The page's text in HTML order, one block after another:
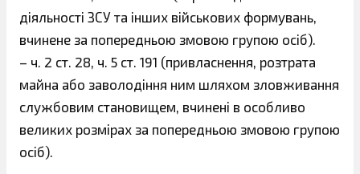
діяльності ЗСУ та інших військових формувань,
вчинене за попередньою змовою групою осіб).
– ч. 2 ст. 28, ч. 5 ст. 191 (привласнення, розтрата
майна або заволодіння ним шляхом зловживання
службовим становищем, вчинені в особливо
великих розмірах за попередньою змовою групою
осіб).